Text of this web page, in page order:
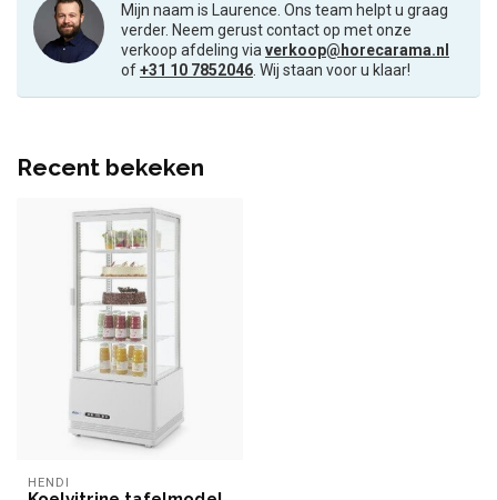
Mijn naam is Laurence. Ons team helpt u graag
verder. Neem gerust contact op met onze
verkoop afdeling viaverkoop@horecarama.nl
of+31 10 7852046. Wij staan voor u klaar!
Recent bekeken
HENDI